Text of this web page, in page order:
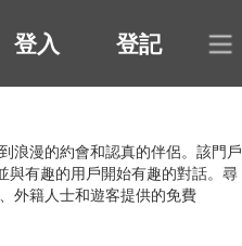
登入 登記
浪漫的約會和認真的伴侶。該門戶
與有趣的用戶開始有趣的對話。尋
外籍人士和遊客提供的免費